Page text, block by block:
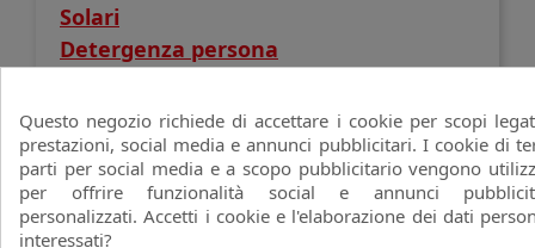
Solari
Detergenza persona
Non ci sono ancora prodotti disponibili
Resta in contatto! Altri prodotti verranno mostrati
qui non appena saranno stati aggiunti.
search
Questo negozio richiede di accettare i cookie per scopi
prestazioni, social media e annunci pubblicitari. I cookie di
parti per social media e a scopo pubblicitario vengono
per offrire funzionalità social e annunci
personalizzati. Accetti i cookie e l'elaborazione dei dati
interessati?